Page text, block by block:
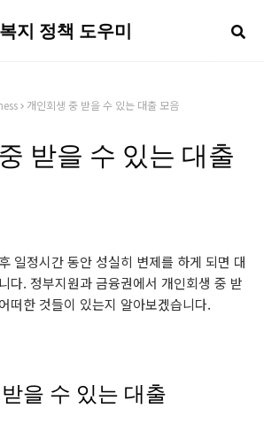
복지 정책 도우미
개인회생 중 받을 수 있는 대출 모음
받을 수 있는 대출
일정시간 동안 성실히 변제를 하게 되면 대
다. 정부지원과 금융권에서 개인회생 중 받
떠한 것들이 있는지 알아보겠습니다.
을 수 있는 대출